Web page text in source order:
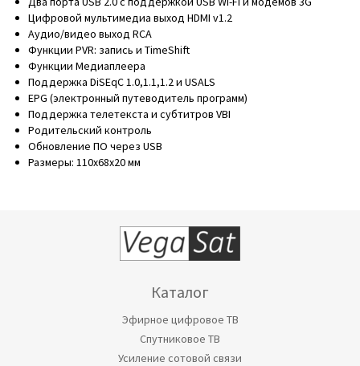
Цифровой мультимедиа выход HDMI v1.2
Аудио/видео выход RCA
Функции PVR: запись и TimeShift
Функции Медиаплеера
Поддержка DiSEqC 1.0,1.1,1.2 и USALS
EPG (электронный путеводитель программ)
Поддержка телетекста и субтитров VBI
Родительский контроль
Обновление ПО через USB
Размеры: 110х68х20 мм
Каталог
Эфирное цифровое ТВ
Спутниковое ТВ
Усиление сотовой связи